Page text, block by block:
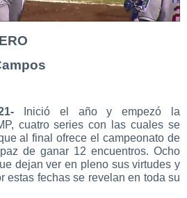
Inició el año y empezó la
cuatro series con las cuales se
al final ofrece el campeonato de
de ganar 12 encuentros. Ocho
dejan ver en pleno sus virtudes y
estas fechas se revelan en toda su